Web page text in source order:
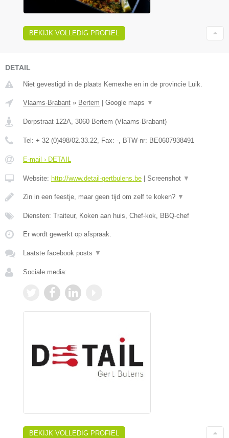
BEKIJK VOLLEDIG PROFIEL
DETAIL
Niet gevestigd in de plaats Kemexhe en in de provincie Luik.
Vlaams-Brabant » Bertem Google maps ▼
Dorpstraat 122A, 3060 Bertem (Vlaams-Brabant)
Tel: + 32 (0)498/02.33.22, Fax: -, BTW-nr: BE0607938491
E-mail › DETAIL
Website: http://www.detail-gertbulens.be Screenshot ▼
Zin in een feestje, maar geen tijd om zelf te koken? ▼
Diensten: Traiteur, Koken aan huis, Chef-kok, BBQ-chef
Er wordt gewerkt op afspraak.
Laatste facebook posts ▼
Sociale media:
BEKIJK VOLLEDIG PROFIEL